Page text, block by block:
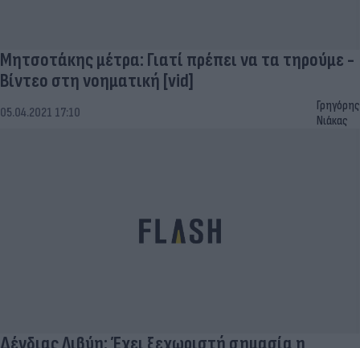
Μητσοτάκης μέτρα: Γιατί πρέπει να τα τηρούμε -
Βίντεο στη νοηματική [vid]
05.04.2021 17:10
Γρηγόρης
Νιάκας